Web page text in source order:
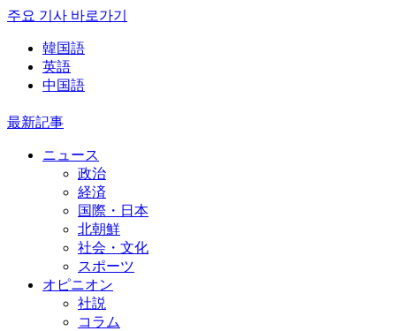
주요 기사 바로가기
韓国語
英語
中国語
最新記事
ニュース
政治
経済
国際・日本
北朝鮮
社会・文化
スポーツ
オピニオン
社説
コラム